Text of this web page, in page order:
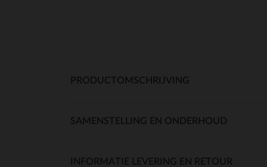
PRODUCTOMSCHRIJVING
SAMENSTELLING EN ONDERHOUD
INFORMATIE LEVERING EN RETOUR